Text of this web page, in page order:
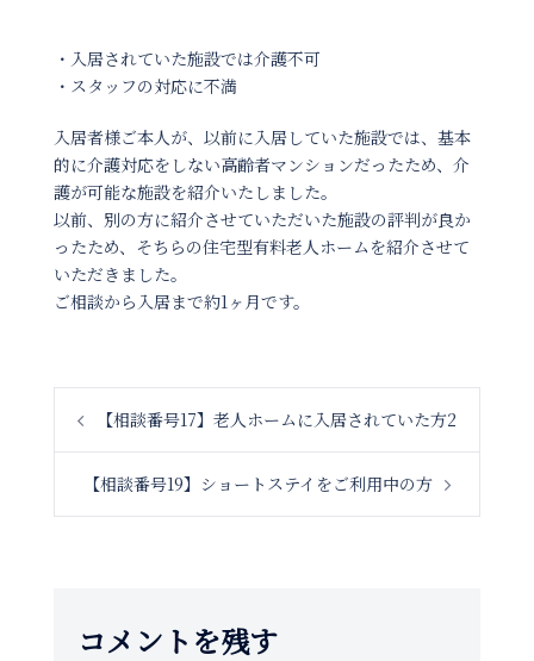
・入居されていた施設では介護不可
・スタッフの対応に不満
入居者様ご本人が、以前に入居していた施設では、基本
的に介護対応をしない高齢者マンションだったため、介
護が可能な施設を紹介いたしました。
以前、別の方に紹介させていただいた施設の評判が良か
ったため、そちらの住宅型有料老人ホームを紹介させて
いただきました。
ご相談から入居まで約1ヶ月です。
投
稿
ビ
【相談番号17】老人ホームに入居されていた方2
【相談番号19】ショートステイをご利用中の方
コメントを残す